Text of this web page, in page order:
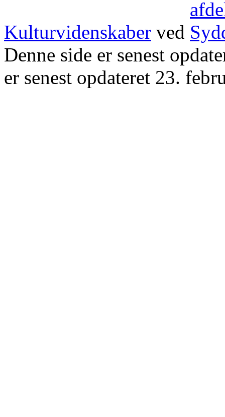
Kulturvidenskaber ved
Denne side er senest
er senest opdateret 23.